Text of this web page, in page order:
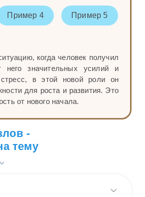
Пример 4 Пример 5
когда человек получил
него значительных усилий и
стресс, в этой новой роли он
для роста и развития. Это
от нового начала.
-
тему